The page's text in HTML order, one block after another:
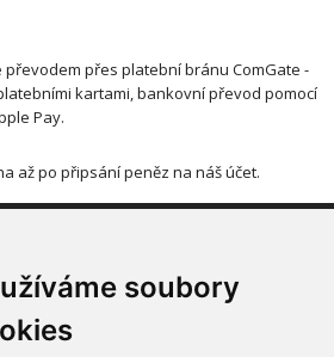
soubory
přes platební bránu ComGate -
kartami, bankovní převod pomocí
Pay.
až po připsání peněz na náš účet.